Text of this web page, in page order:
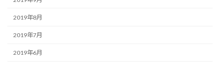
2019年8月
2019年7月
2019年6月